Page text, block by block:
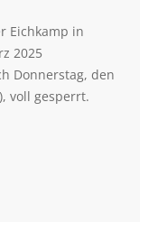
Eichkamp in
2025
Donnerstag, den
voll gesperrt.